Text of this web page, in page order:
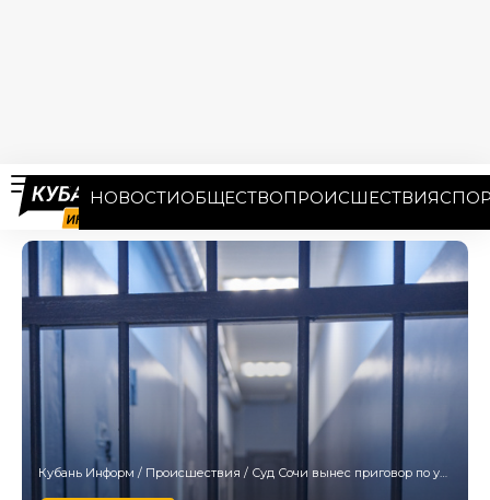
НОВОСТИОБЩЕСТВОПРОИСШЕСТВИЯ
Кубань Информ / Происшествия / Суд Сочи вынес приговор по уголовному делу о мошенничестве на 54 млн рублей